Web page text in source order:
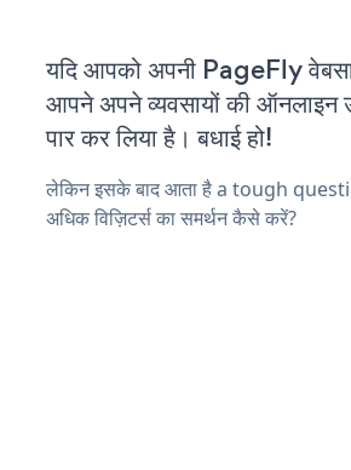
यदि आपको अपनी PageFly
आपने अपने व्यवसायों की ऑनलाइन
पार कर लिया है। बधाई हो!
लेकिन इसके बाद आता है a tough
अधिक विज़िटर्स का समर्थन कैसे करें?